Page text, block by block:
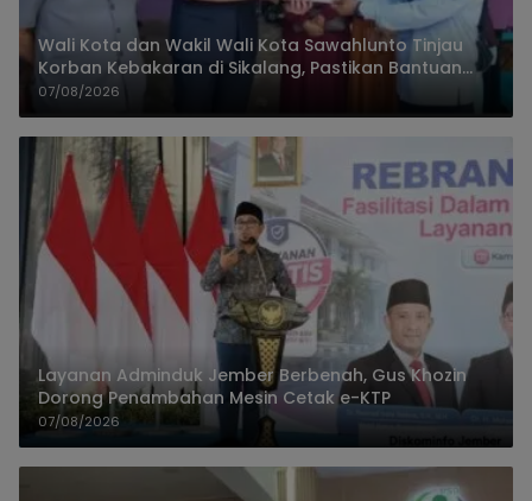
Wali Kota dan Wakil Wali Kota Sawahlunto Tinjau
Korban Kebakaran di Sikalang, Pastikan Bantuan
dan Perkuat Mitigasi Bencana
07/08/2026
Layanan Adminduk Jember Berbenah, Gus Khozin
Dorong Penambahan Mesin Cetak e-KTP
07/08/2026